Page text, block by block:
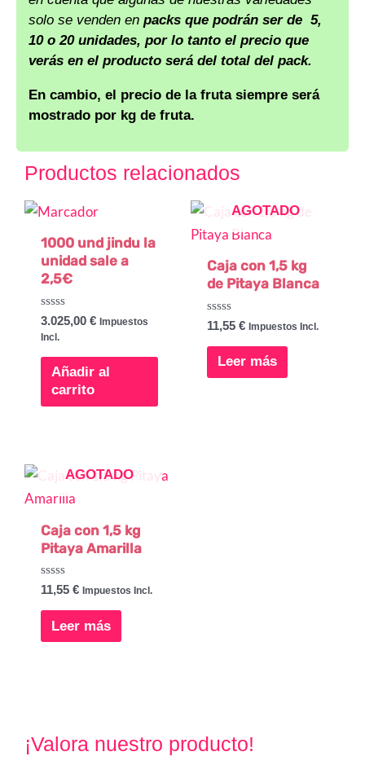
solo se venden en packs que podrán ser de 5,
10 o 20 unidades, por lo tanto el precio que
verás en el producto será del total del pack.
En cambio, el precio de la fruta siempre será
mostrado por kg de fruta.
Productos relacionados
1000 und jindu la
unidad sale a
2,5€
Valorado
0
3.025,00€ Impuestos
Incl.
Añadir al
carrito
AGOTADO
Caja con 1,5 kg
de Pitaya Blanca
Valorado
con
0
de
11,55€ Impuestos Incl.
Leer más
AGOTADO
Caja con 1,5 kg
Pitaya Amarilla
Valorado
con
0
de
11,55€ Impuestos Incl.
Leer más
¡Valora nuestro producto!